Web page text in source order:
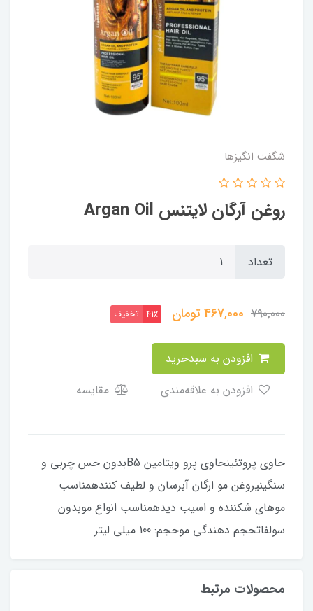
شگفت انگيزها
روغن آرگان لایتنس Argan Oil
تعداد
790,000
467,000تومان 41٪ تخفیف
مقایسه
حاوی پروتئینحاوی پرو ویتامین B5بدون حس چربی و
سنگینیروغن مو ارگان آبرسان و لطیف کنندهمناسب
موهای شکننده و اسیب دیدهمناسب انواع موبدون
سولفاتحجم دهندگی موحجم: 100 میلی لیتر
محصولات مرتبط